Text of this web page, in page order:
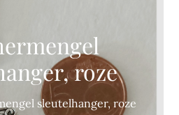
roze
sleutelhanger, roze